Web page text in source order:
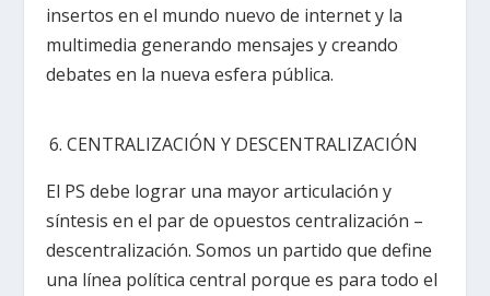
insertos en el mundo nuevo de internet y la
multimedia generando mensajes y creando
debates en la nueva esfera pública.
CENTRALIZACIÓN Y DESCENTRALIZACIÓN
El PS debe lograr una mayor articulación y
síntesis en el par de opuestos centralización –
descentralización. Somos un partido que define
una línea política central porque es para todo el